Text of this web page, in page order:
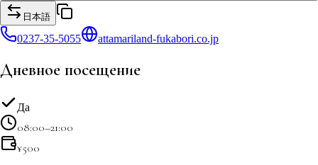
日本語
0237-35-5055 attamariland-fukabori.co.jp
Дневное посещение
Да
08:00–21:00
¥500